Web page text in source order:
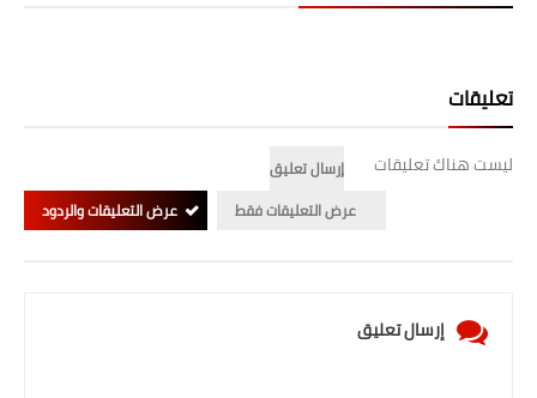
تعليقات
ليست هناك تعليقات
إرسال تعليق
عرض التعليقات فقط
عرض التعليقات والردود
إرسال تعليق